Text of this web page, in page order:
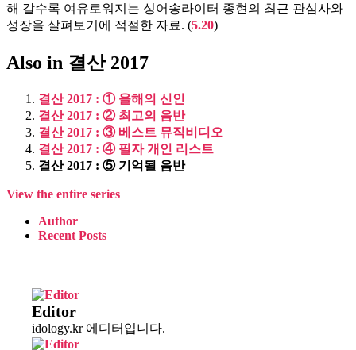
해 갈수록 여유로워지는 싱어송라이터 종현의 최근 관심사와
성장을 살펴보기에 적절한 자료. (5.20)
Also in 결산 2017
결산 2017 : ① 올해의 신인
결산 2017 : ② 최고의 음반
결산 2017 : ③ 베스트 뮤직비디오
결산 2017 : ④ 필자 개인 리스트
결산 2017 : ⑤ 기억될 음반
View the entire series
Author
Recent Posts
Editor
idology.kr 에디터입니다.